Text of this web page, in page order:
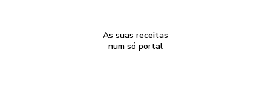
As suas receitas
num só portal